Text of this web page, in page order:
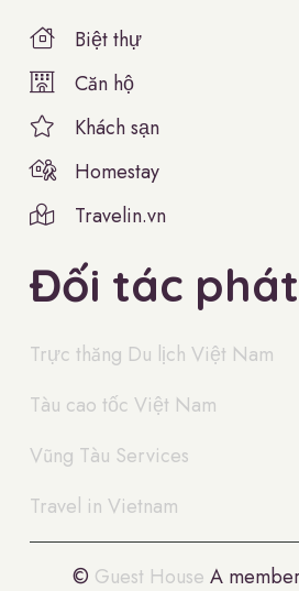
Biệt thự
Căn hộ
Khách sạn
Homestay
Travelin.vn
Đối tác
Trực thăng Du lịch Việt Nam
Tàu cao tốc Việt Nam
Vũng Tàu Services
Travel in Vietnam
© Guest House A